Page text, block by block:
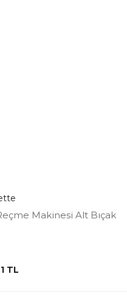
Makinesi Alt Bıçak
TL